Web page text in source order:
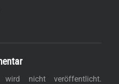
wird nicht veröffentlicht.